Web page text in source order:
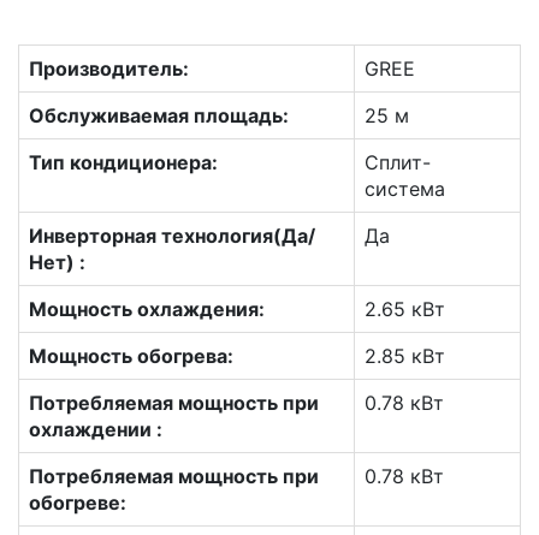
Производитель:
GREE
Обслуживаемая площадь:
25 м
Тип кондиционера:
Сплит-
система
Инверторная технология(Да/
Нет) :
Да
Мощность охлаждения:
2.65 кВт
Мощность обогрева:
2.85 кВт
Потребляемая мощность при
охлаждении :
0.78 кВт
Потребляемая мощность при
обогреве:
0.78 кВт